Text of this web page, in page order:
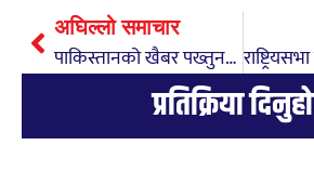
अघिल्लो समाचार
पाकिस्तानको खैबर पख्तुनख्वामा शक्तिशाली बम विस्फोटः ५ प्रहरीको मृत्यु, २० घाइते
प्रतिक्रिया